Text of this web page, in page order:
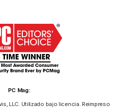
PC Mag:
LLC. Utilizado bajo licencia. Reimpreso